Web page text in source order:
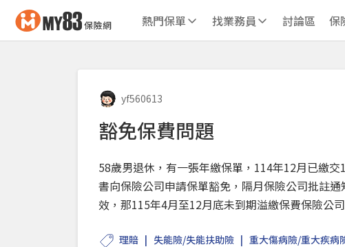
熱門保單 找業務員 討論區 保
yf560613
豁免保費問題
58歲男退休，有一張年繳保單，114年12月已繳
書向保險公司申請保單豁免，隔月保險公司批註
效，那115年4月至12月底未到期溢繳保費保險公
理賠 失能險/失能扶助險 重大傷病險/重大疾病